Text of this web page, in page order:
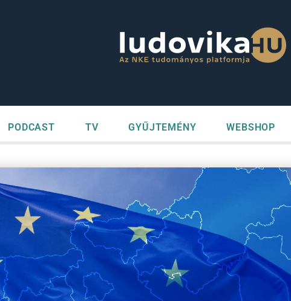
PODCAST TV GYŰJTEMÉNY WEBSHOP